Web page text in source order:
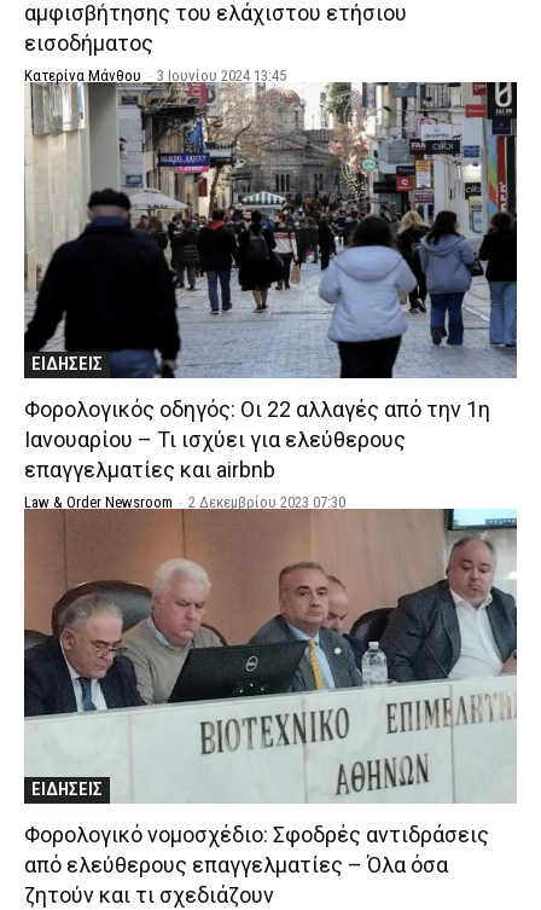
αμφισβήτησης του ελάχιστου ετήσιου
εισοδήματος
Κατερίνα Μάνθου - 3 Ιουνίου 2024 13:45
ΕΙΔΗΣΕΙΣ
Φορολογικός οδηγός: Οι 22 αλλαγές από την 1η
Ιανουαρίου – Τι ισχύει για ελεύθερους
επαγγελματίες και airbnb
Law & Order Newsroom - 2 Δεκεμβρίου 2023 07:30
ΕΙΔΗΣΕΙΣ
Φορολογικό νομοσχέδιο: Σφοδρές αντιδράσεις
από ελεύθερους επαγγελματίες – Όλα όσα
ζητούν και τι σχεδιάζουν